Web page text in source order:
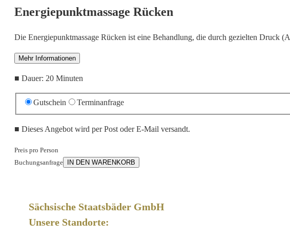
Energiepunktmassage Rücken
Die Energiepunktmassage Rücken ist eine Behandlung, die durch gezielten Druck
Mehr Informationen
■ Dauer: 20 Minuten
Gutschein Terminanfrage
■ Dieses Angebot wird per Post oder E-Mail versandt.
Preis pro Person
Buchungsanfrage
IN DEN WARENKORB
Sächsische Staatsbäder GmbH
Unsere Standorte: